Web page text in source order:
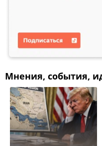
Мнения, события,